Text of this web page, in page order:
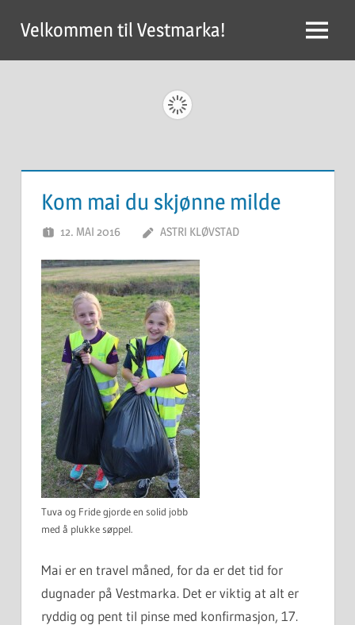
content
Velkommen til Vestmarka! Menu
Kom mai du skjønne milde
12. MAI 2016 ASTRI KLØVSTAD
Tuva og Fride gjorde en solid jobb
med å plukke søppel.
Mai er en travel måned, for da er det tid for
dugnader på Vestmarka. Det er viktig at alt er
ryddig og pent til pinse med konfirmasjon, 17.